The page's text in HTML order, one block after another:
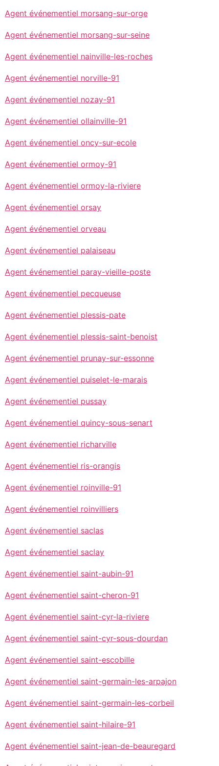
Agent événementiel morsang-sur-orge
Agent événementiel morsang-sur-seine
Agent événementiel nainville-les-roches
Agent événementiel norville-91
Agent événementiel nozay-91
Agent événementiel ollainville-91
Agent événementiel oncy-sur-ecole
Agent événementiel ormoy-91
Agent événementiel ormoy-la-riviere
Agent événementiel orsay
Agent événementiel orveau
Agent événementiel palaiseau
Agent événementiel paray-vieille-poste
Agent événementiel pecqueuse
Agent événementiel plessis-pate
Agent événementiel plessis-saint-benoist
Agent événementiel prunay-sur-essonne
Agent événementiel puiselet-le-marais
Agent événementiel pussay
Agent événementiel quincy-sous-senart
Agent événementiel richarville
Agent événementiel ris-orangis
Agent événementiel roinville-91
Agent événementiel roinvilliers
Agent événementiel saclas
Agent événementiel saclay
Agent événementiel saint-aubin-91
Agent événementiel saint-cheron-91
Agent événementiel saint-cyr-la-riviere
Agent événementiel saint-cyr-sous-dourdan
Agent événementiel saint-escobille
Agent événementiel saint-germain-les-arpajon
Agent événementiel saint-germain-les-corbeil
Agent événementiel saint-hilaire-91
Agent événementiel saint-jean-de-beauregard